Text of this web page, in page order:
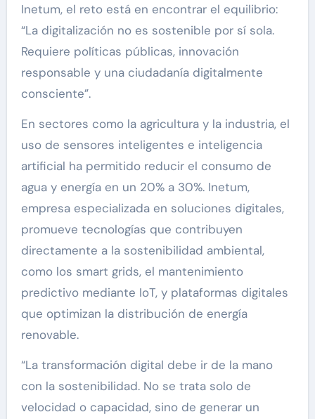
Inetum, el reto está en encontrar el equilibrio:
“La digitalización no es sostenible por sí sola.
Requiere políticas públicas, innovación
responsable y una ciudadanía digitalmente
consciente”.
En sectores como la agricultura y la industria, el
uso de sensores inteligentes e inteligencia
artificial ha permitido reducir el consumo de
agua y energía en un 20% a 30%. Inetum,
empresa especializada en soluciones digitales,
promueve tecnologías que contribuyen
directamente a la sostenibilidad ambiental,
como los smart grids, el mantenimiento
predictivo mediante IoT, y plataformas digitales
que optimizan la distribución de energía
renovable.
“La transformación digital debe ir de la mano
con la sostenibilidad. No se trata solo de
velocidad o capacidad, sino de generar un